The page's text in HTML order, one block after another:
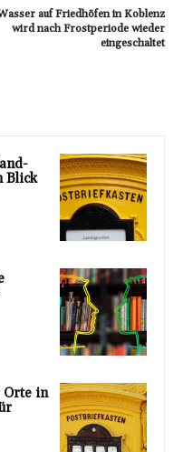
auf Friedhöfen in Koblenz
wird nach Frostperiode wieder
eingeschaltet
Blick
Orte in